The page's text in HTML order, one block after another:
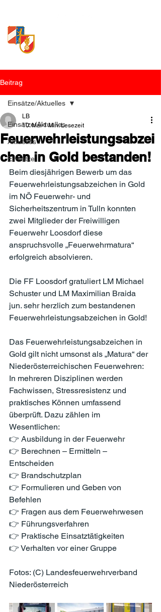
Beitrag
Einsätze/Aktuelles
Aktuelles
Einsätze
Einsätze/Aktuelles
Feuerwehrleistungsabzei
chen in Gold bestanden!
LB
10. Mai 1 Min. Lesezeit
Beim diesjährigen Bewerb um das
Feuerwehrleistungsabzeichen in Gold
im NÖ Feuerwehr- und
Sicherheitszentrum in Tulln konnten
zwei Mitglieder der Freiwilligen
Feuerwehr Loosdorf diese
anspruchsvolle „Feuerwehrmatura“
erfolgreich absolvieren.
Die FF Loosdorf gratuliert LM Michael
Schuster und LM Maximilian Braida
jun. sehr herzlich zum bestandenen
Feuerwehrleistungsabzeichen in Gold!
Das Feuerwehrleistungsabzeichen in
Gold gilt nicht umsonst als „Matura“ der
Niederösterreichischen Feuerwehren:
In mehreren Disziplinen werden
Fachwissen, Stressresistenz und
praktisches Können umfassend
überprüft. Dazu zählen im
Wesentlichen:
👉 Ausbildung in der Feuerwehr
👉 Berechnen – Ermitteln –
Entscheiden
👉 Brandschutzplan
👉 Formulieren und Geben von
Befehlen
👉 Fragen aus dem Feuerwehrwesen
👉 Führungsverfahren
👉 Praktische Einsatztätigkeiten
👉 Verhalten vor einer Gruppe
Fotos: (C) Landesfeuerwehrverband
Niederösterreich